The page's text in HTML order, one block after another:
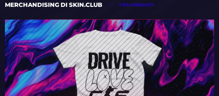
MERCHANDISING DI SKIN.CLUB TUTTI I PRODOTTI